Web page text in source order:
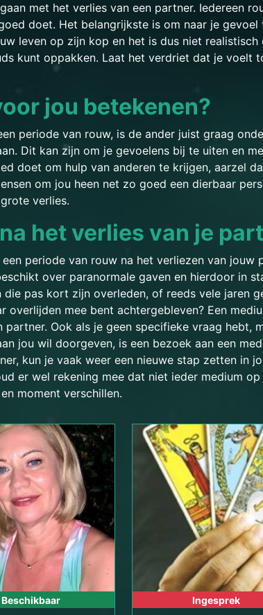
met het verlies van een partner. Iedereen
doet. Het belangrijkste is om naar je
leven op zijn kop en het is dus niet
kunt oppakken. Laat het verdriet dat je voelt
jou betekenen?
periode van rouw, is de ander juist graag
Dit kan zijn om je gevoelens bij te uiten en
doet om hulp van anderen te krijgen, aarzel
om jou heen net zo goed een dierbaar
verlies.
het verlies van je
periode van rouw na het verliezen van jouw
over paranormale gaven en hierdoor in
pas kort zijn overleden, of reeds vele jaren
overlijden mee bent achtergebleven? Een
Ook als je geen specifieke vraag hebt,
jou wil doorgeven, is een bezoek aan een
kun je vaak weer een nieuwe stap zetten in
er wel rekening mee dat niet ieder medium
moment verschillen.
Beschikbaar Ingesprek